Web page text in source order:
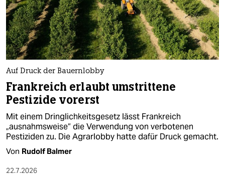
Auf Druck der Bauernlobby
Frankreich erlaubt umstrittene
Pestizide vorerst
Mit einem Dringlichkeitsgesetz lässt Frankreich
„ausnahmsweise“ die Verwendung von verbotenen
Pestiziden zu. Die Agrarlobby hatte dafür Druck gemacht.
Von Rudolf Balmer
22.7.2026